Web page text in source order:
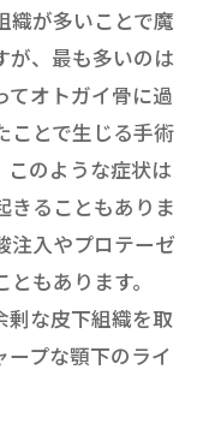
織が多いことで魔
が、最も多いのは
てオトガイ骨に過
ことで生じる手術
このような症状は
きることもありま
注入やプロテーゼ
もあります。
剰な皮下組織を取
ープな顎下のライ